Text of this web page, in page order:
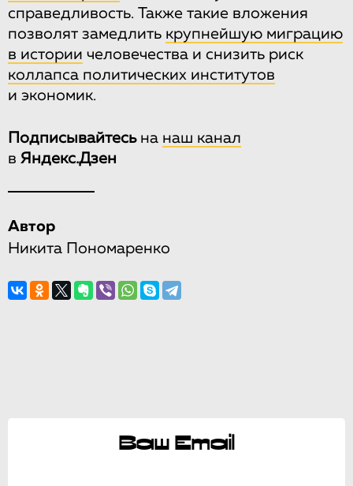
справедливость. Также такие вложения
позволят замедлить крупнейшую миграцию
в истории человечества и снизить риск
коллапса политических институтов
и экономик.
Подписывайтесьна наш канал
в Яндекс.Дзен
Автор
Никита Пономаренко
Ваш Email